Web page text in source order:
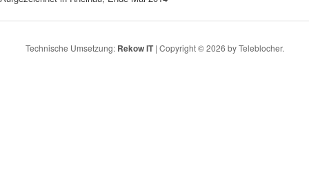
Technische Umsetzung: Rekow IT| Copyright © 2026 by Teleblocher.